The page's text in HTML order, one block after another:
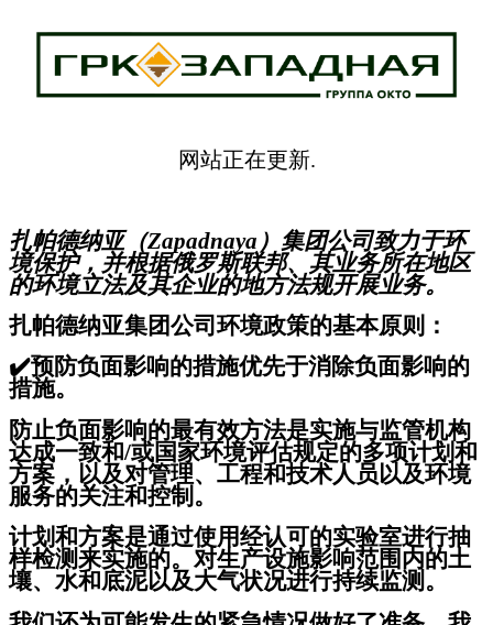
网站正在更新.
扎帕德纳亚（Zapadnaya）集团公司致力于环
境保护，并根据俄罗斯联邦、其业务所在地区
的环境立法及其企业的地方法规开展业务。
扎帕德纳亚集团公司环境政策的基本原则：
✔️预防负面影响的措施优先于消除负面影响的
措施。
防止负面影响的最有效方法是实施与监管机构
达成一致和/或国家环境评估规定的多项计划和
方案，以及对管理、工程和技术人员以及环境
服务的关注和控制。
计划和方案是通过使用经认可的实验室进行抽
样检测来实施的。对生产设施影响范围内的土
壤、水和底泥以及大气状况进行持续监测。